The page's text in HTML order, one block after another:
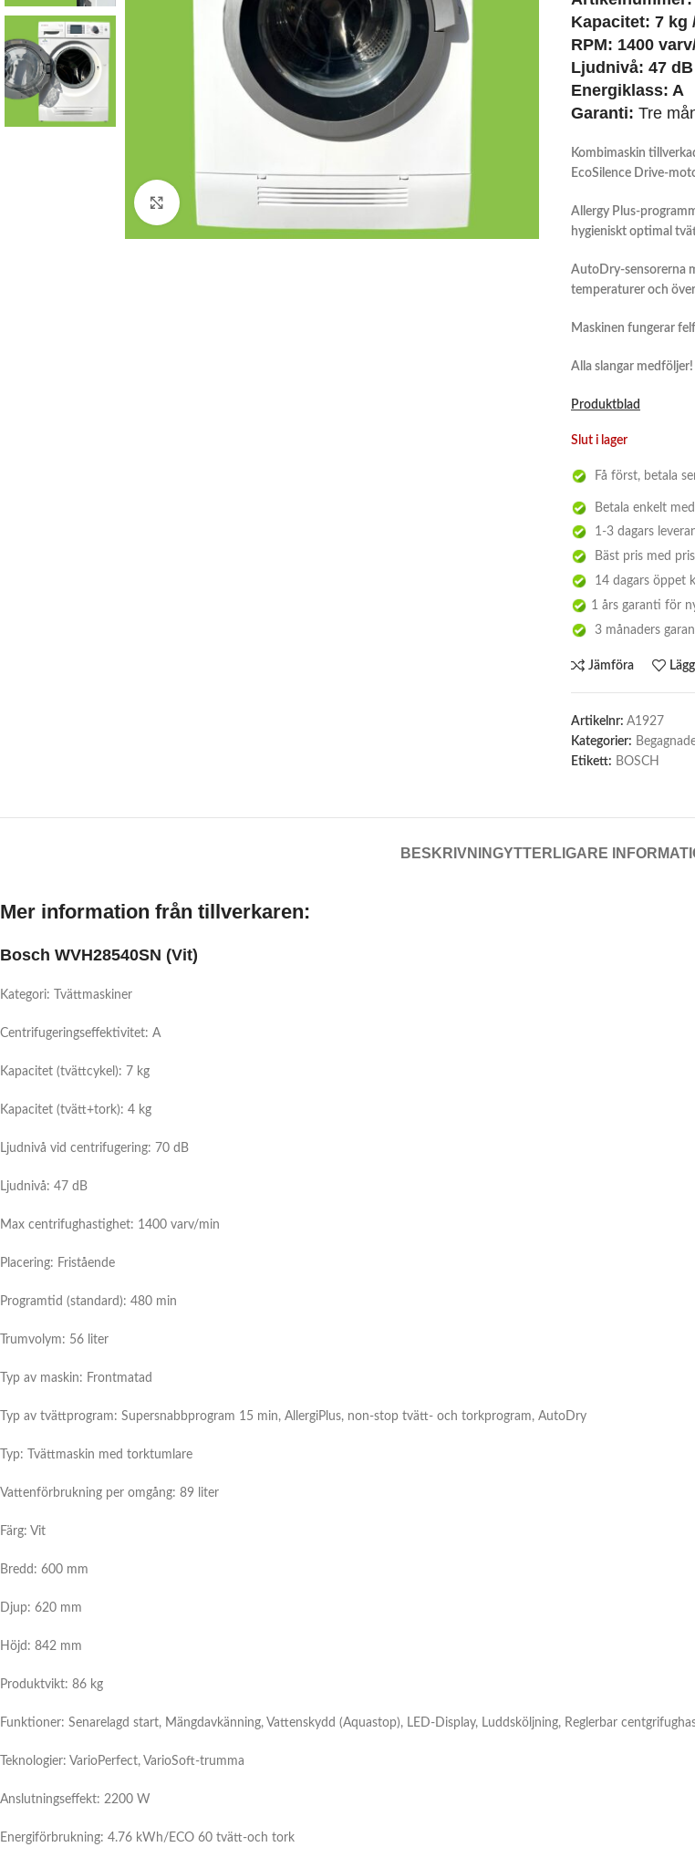
Click to enlarge
Kapacitet: 7 kg
RPM: 1400
Ljudnivå: 47
Energiklass: A
Garanti: Tre
Kombimaskin
EcoSilence Drive-
Allergy Plus-
hygieniskt optimal
AutoDry-sensorerna
temperaturer och
Maskinen fungerar
Alla slangar medföljer!
Produktblad
Slut i lager
Få först, betala
Betala enkelt
1-3 dagars
Bäst pris med
14 dagars öppet
1 års garanti för
3 månaders
Jämföra
Artikelnr: A1927
Kategorier:
Etikett: BOSCH
BESKRIVNINGYTTERLIGARE
Mer information från tillverkaren:
Bosch WVH28540SN (Vit)
Kategori: Tvättmaskiner
Centrifugeringseffektivitet: A
Kapacitet (tvättcykel): 7 kg
Kapacitet (tvätt+tork): 4 kg
Ljudnivå vid centrifugering: 70 dB
Ljudnivå: 47 dB
Max centrifughastighet: 1400 varv/min
Placering: Fristående
Programtid (standard): 480 min
Trumvolym: 56 liter
Typ av maskin: Frontmatad
Typ av tvättprogram: Supersnabbprogram 15 min, AllergiPlus, non-stop tvätt- och torkprogram, AutoDry
Typ: Tvättmaskin med torktumlare
Vattenförbrukning per omgång: 89 liter
Färg: Vit
Bredd: 600 mm
Djup: 620 mm
Höjd: 842 mm
Produktvikt: 86 kg
Funktioner: Senarelagd start, Mängdavkänning, Vattenskydd (Aquastop), LED-Display, Luddsköljning, Reglerbar
Teknologier: VarioPerfect, VarioSoft-trumma
Anslutningseffekt: 2200 W
Energiförbrukning: 4.76 kWh/ECO 60 tvätt-och tork